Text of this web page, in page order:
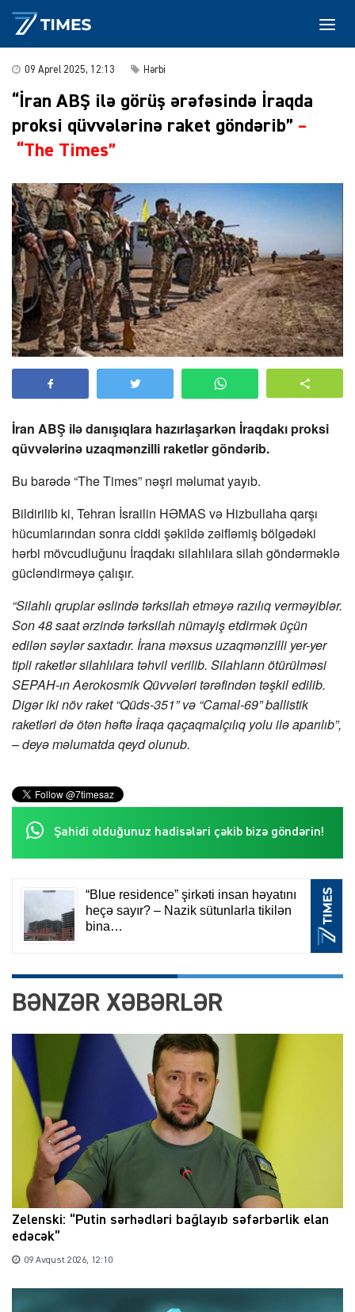
09 Aprel 2025, 12:13 Hərbi
“İran ABŞ ilə görüş ərəfəsində İraqda
proksi qüvvələrinə raket göndərib” –
“The Times”
İran ABŞ ilə danışıqlara hazırlaşarkən İraqdakı proksi
qüvvələrinə uzaqmənzilli raketlər göndərib.
Bu barədə “The Times” nəşri məlumat yayıb.
Bildirilib ki, Tehran İsrailin HƏMAS və Hizbullaha qarşı
hücumlarından sonra ciddi şəkildə zəifləmiş bölgədəki
hərbi mövcudluğunu İraqdakı silahlılara silah göndərməklə
gücləndirməyə çalışır.
“Silahlı qruplar əslində tərksilah etməyə razılıq verməyiblər.
Son 48 saat ərzində tərksilah nümayiş etdirmək üçün
edilən səylər saxtadır. İrana məxsus uzaqmənzilli yer-yer
tipli raketlər silahlılara təhvil verilib. Silahların ötürülməsi
SEPAH-ın Aerokosmik Qüvvələri tərəfindən təşkil edilib.
Digər iki növ raket “Qüds-351” və “Camal-69” ballistik
raketləri də ötən həftə İraqa qaçaqmalçılıq yolu ilə aparılıb”,
– deyə məlumatda qeyd olunub.
Şahidi olduğunuz hadisələri çəkib bizə göndərin!
BƏNZƏR XƏBƏRLƏR
Zelenski: “Putin sərhədləri bağlayıb səfərbərlik elan
edəcək”
09 Avqust 2026, 12:10